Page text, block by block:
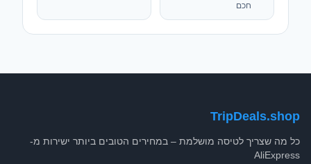
חכם
TripDeals.shop
כל מה שצריך לטיסה מושלמת – במחירים הטובים ביותר ישירות מ-
AliExpress